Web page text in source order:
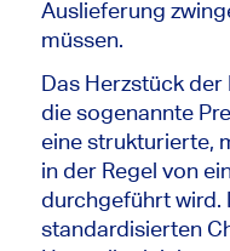
Auslieferung
müssen.
Das Herzstück
die sogenannte
eine strukturierte,
in der Regel von
durchgeführt wird.
standardisierten